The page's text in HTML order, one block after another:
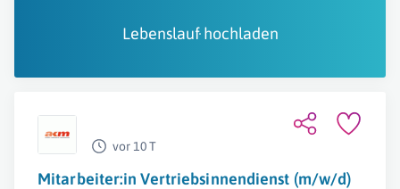
Lebenslauf hochladen
vor 10 T
Mitarbeiter:in Vertriebsinnendienst (m/w/d)